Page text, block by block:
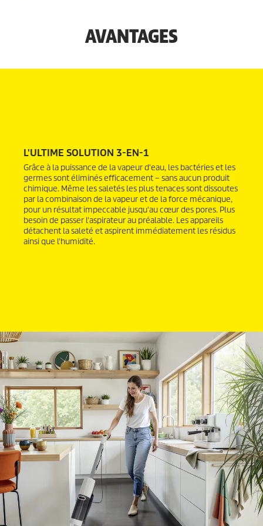
AVANTAGES
L'ULTIME SOLUTION 3-EN-1
Grâce à la puissance de la vapeur d'eau, les bactéries et les
germes sont éliminés efficacement – sans aucun produit
chimique. Même les saletés les plus tenaces sont dissoutes
par la combinaison de la vapeur et de la force mécanique,
pour un résultat impeccable jusqu'au cœur des pores. Plus
besoin de passer l'aspirateur au préalable. Les appareils
détachent la saleté et aspirent immédiatement les résidus
ainsi que l'humidité.